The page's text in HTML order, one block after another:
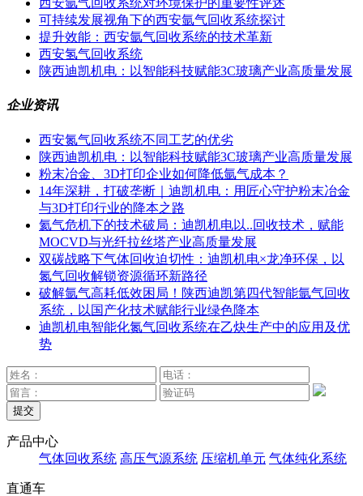
西安氩气回收系统对环境保护的重要性评述
可持续发展视角下的西安氩气回收系统探讨
提升效能：西安氩气回收系统的技术革新
西安氢气回收系统
陕西迪凯机电：以智能科技赋能3C玻璃产业高质量发展
企业资讯
西安氮气回收系统不同工艺的优劣
陕西迪凯机电：以智能科技赋能3C玻璃产业高质量发展
粉末冶金、3D打印企业如何降低氩气成本？
14年深耕，打破垄断｜迪凯机电：用匠心守护粉末冶金
与3D打印行业的降本之路
氦气危机下的技术破局：迪凯机电以..回收技术，赋能
MOCVD与光纤拉丝塔产业高质量发展
双碳战略下气体回收迫切性：迪凯机电×龙净环保，以
氮气回收解锁资源循环新路径
破解氩气高耗低效困局！陕西迪凯第四代智能氩气回收
系统，以国产化技术赋能行业绿色降本
迪凯机电智能化氮气回收系统在乙炔生产中的应用及优
势
提交
产品中心
气体回收系统 高压气源系统 压缩机单元 气体纯化系统
直通车